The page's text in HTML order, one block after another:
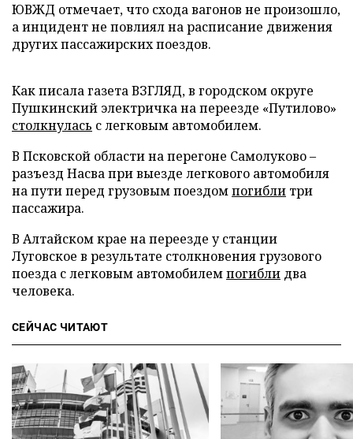
ЮВЖД отмечает, что схода вагонов не произошло,
а инцидент не повлиял на расписание движения
других пассажирских поездов.
Как писала газета ВЗГЛЯД, в городском округе
Пушкинский электричка на переезде «Путилово»
столкнулась с легковым автомобилем.
В Псковской области на перегоне Самолуково –
разъезд Насва при выезде легкового автомобиля
на пути перед грузовым поездомпогибли три
пассажира.
В Алтайском крае на переезде у станции
Луговское в результате столкновения грузового
поезда с легковым автомобилемпогибли два
человека.
СЕЙЧАС ЧИТАЮТ